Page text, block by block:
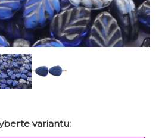
variantu: